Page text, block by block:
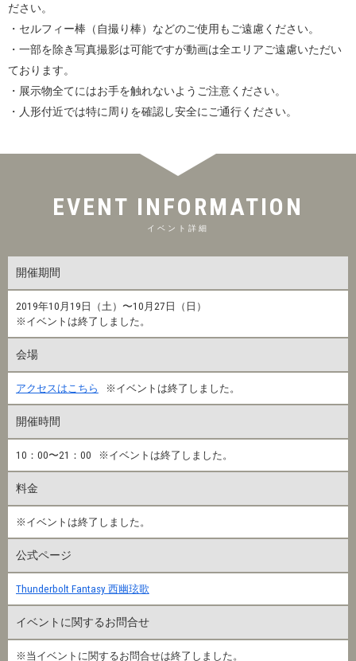
ださい。
・セルフィー棒（自撮り棒）などのご使用もご遠慮ください。
・一部を除き写真撮影は可能ですが動画は全エリアご遠慮いただい
ております。
・展示物全てにはお手を触れないようご注意ください。
・人形付近では特に周りを確認し安全にご通行ください。
EVENT INFORMATION
イベント詳細
開催期間
2019年10月19日（土）〜10月27日（日）
※イベントは終了しました。
会場
アクセスはこちら ※イベントは終了しました。
開催時間
10：00〜21：00 ※イベントは終了しました。
料金
※イベントは終了しました。
公式ページ
Thunderbolt Fantasy 西幽玹歌
イベントに関するお問合せ
※当イベントに関するお問合せは終了しました。